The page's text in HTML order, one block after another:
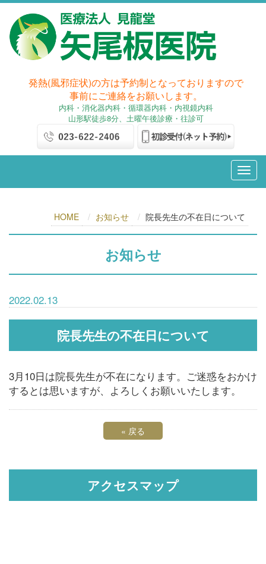
発熱(風邪症状)の方は予約制となっておりますので
事前にご連絡をお願いします。
内科・消化器内科・循環器内科・内視鏡内科
山形駅徒歩8分、土曜午後診療・往診可
HOME お知らせ 院長先生の不在日について
お知らせ
2022.02.13
院長先生の不在日について
3月10日は院長先生が不在になります。ご迷惑をおかけ
するとは思いますが、よろしくお願いいたします。
« 戻る
アクセスマップ